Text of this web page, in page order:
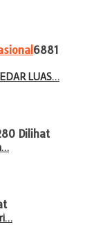
6881
LUAS…
Dilihat